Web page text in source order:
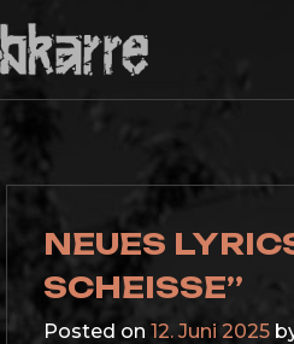
NEUES
SCHEISSE”
Posted on 12. Juni 2025